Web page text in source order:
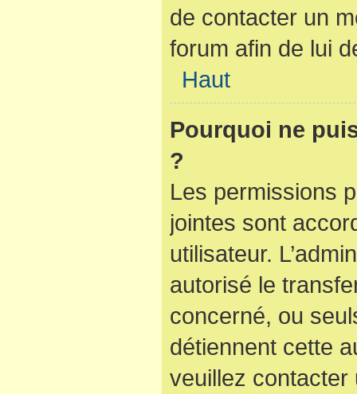
de contacter un
forum afin de lui
Haut
Pourquoi ne
?
Les permissions
jointes sont
utilisateur.
autorisé le
concerné, ou
détiennent cette
veuillez contacter